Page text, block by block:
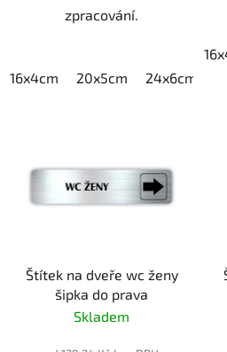
zpracování.
16x4cm 20x5cm 24x6cm
Štítek na dveře wc ženy
šipka do prava
Skladem